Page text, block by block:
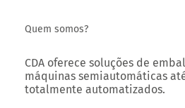
Quem somos?
CDA oferece soluções de
máquinas semiautomáticas
totalmente automatizados.